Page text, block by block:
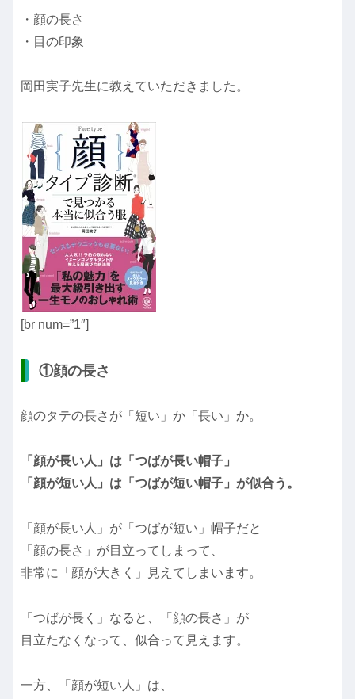
・顔の長さ
・目の印象
岡田実子先生に教えていただきました。
[br num=”1″]
①顔の長さ
顔のタテの長さが「短い」か「長い」か。
「顔が長い人」は「つばが長い帽子」
「顔が短い人」は「つばが短い帽子」が似合う。
「顔が長い人」が「つばが短い」帽子だと
「顔の長さ」が目立ってしまって、
非常に「顔が大きく」見えてしまいます。
「つばが長く」なると、「顔の長さ」が
目立たなくなって、似合って見えます。
一方、「顔が短い人」は、